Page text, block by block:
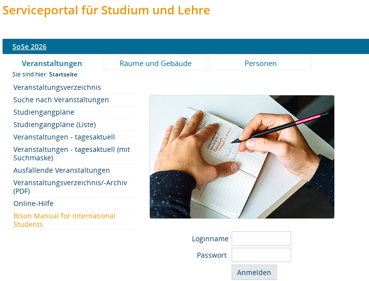
Serviceportal für Studium und Lehre
SoSe 2026
Veranstaltungen Räume und Gebäude Personen
Sie sind hier: Startseite
Veranstaltungsverzeichnis
Suche nach Veranstaltungen
Studiengangpläne
Studiengangpläne (Liste)
Veranstaltungen - tagesaktuell
Veranstaltungen - tagesaktuell (mit
Suchmaske)
Ausfallende Veranstaltungen
Veranstaltungsverzeichnis/-Archiv
(PDF)
Online-Hilfe
Bison Manual for International
Students
Loginname
Passwort